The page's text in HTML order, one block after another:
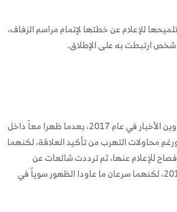
للإعلام عن خطتها لإتمام مراسم الزفاف،
ارتبطت به على الإطلاق.
كان الحبيبان تصدّرا عناوين الأخبار في عام 2017، بعدما ظهرا معاً داخل
محاولات التهرب من تأكيد العلاقة، لكنهما
للإعلام عنها، ثم ترددت شائعات عن
انفصالهما في العام 2018، لكنهما سرعان ما عاودا الظهور سوياً في